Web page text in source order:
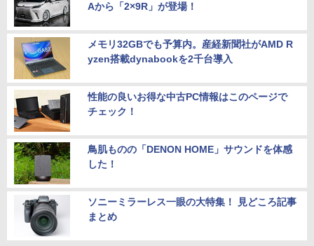
Aから「2×9R」が登場！
メモリ32GBでも予算内。産経新聞社がAMD R
yzen搭載dynabookを2千台導入
性能の良いお得な中古PC情報はこのページで
チェック！
鳥肌ものの「DENON HOME」サウンドを体感
した！
ソニーミラーレス一眼の大特集！ 見どころ記事
まとめ